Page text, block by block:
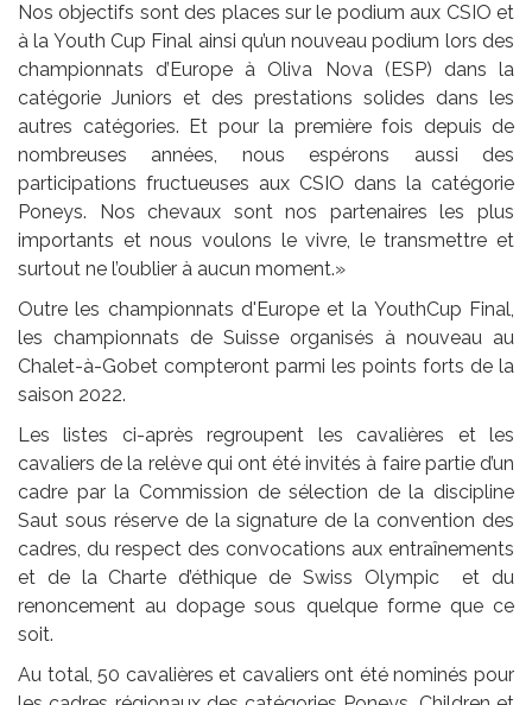
Nos objectifs sont des places sur le podium aux CSIO et
à la Youth Cup Final ainsi qu’un nouveau podium lors des
championnats d’Europe à Oliva Nova (ESP) dans la
catégorie Juniors et des prestations solides dans les
autres catégories. Et pour la première fois depuis de
nombreuses années, nous espérons aussi des
participations fructueuses aux CSIO dans la catégorie
Poneys. Nos chevaux sont nos partenaires les plus
importants et nous voulons le vivre, le transmettre et
surtout ne l’oublier à aucun moment.»
Outre les championnats d'Europe et la YouthCup Final,
les championnats de Suisse organisés à nouveau au
Chalet-à-Gobet compteront parmi les points forts de la
saison 2022.
Les listes ci-après regroupent les cavalières et les
cavaliers de la relève qui ont été invités à faire partie d’un
cadre par la Commission de sélection de la discipline
Saut sous réserve de la signature de la convention des
cadres, du respect des convocations aux entraînements
et de la Charte d’éthique de Swiss Olympic et du
renoncement au dopage sous quelque forme que ce
soit.
Au total, 50 cavalières et cavaliers ont été nominés pour